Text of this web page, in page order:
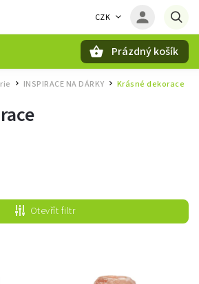
CZK
Prázdný košík
INSPIRACE NA DÁRKY Krásné dekorace
Otevřít filtr